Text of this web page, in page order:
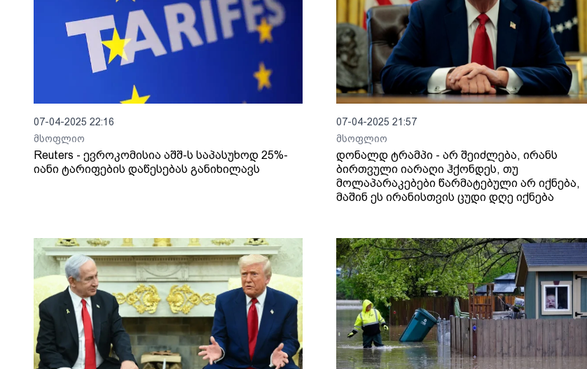
07-04-2025 22:16
მსოფლიო
Reuters - ევროკომისია აშშ-ს საპასუხოდ 25%-
იანი ტარიფების დაწესებას განიხილავს
07-04-2025 21:57
მსოფლიო
დონალდ ტრამპი - არ შეიძლება, ირანს
ბირთვული იარაღი ჰქონდეს, თუ
მოლაპარაკებები წარმატებული არ იქნება,
მაშინ ეს ირანისთვის ცუდი დღე იქნება